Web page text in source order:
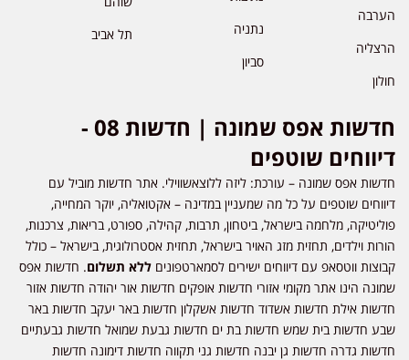
הערבה
הרצליה
חולון
נתניה
סביון
תל אביב
חדשות אפס שמונה | חדשות 08 -
דיווחים שוטפים
חדשות אפס שמונה – עורכת: ליזה ללוצאשווילי. אתר חדשות מוביל עם
דיווחים שוטפים על כל מה שמעניין במדינה – אקטואליה, יוקר המחייה,
פוליטיקה, מלחמה בישראל, ביטחון, תרבות, קהילה, ספורט, בריאות, צרכנות,
הורות וילדים, תחזית מזג האויר בישראל, תחזית אסטרולוגית, בישראל – כולל
קבוצות ווטסאפ עם דיווחים ישירים לסמארטפונים ללא תשלום. חדשות אפס
שמונה הינו אתר מקומי אזורי חדשות אופקים חדשות אור יהודה חדשות אזור
חדשות אילת חדשות אשדוד חדשות אשקלון חדשות באר יעקב חדשות באר
שבע חדשות בית שמש חדשות בת ים חדשות גבעת שמואל חדשות גבעתיים
חדשות גדרה חדשות גן יבנה חדשות גני תקווה חדשות דימונה חדשות